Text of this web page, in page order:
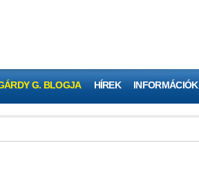
G. BLOGJA HÍREK INFORMÁCIÓK